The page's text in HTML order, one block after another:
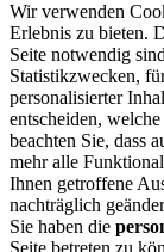
Wir verwenden
Erlebnis zu bieten.
Seite notwendig
Statistikzwecken,
personalisierter
entscheiden,
beachten Sie, dass
mehr alle
Ihnen getroffene
nachträglich
Sie haben die
Seite betreten zu